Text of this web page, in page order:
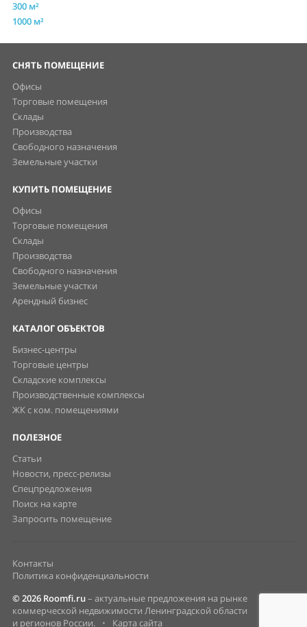
300 м²
1000 м²
СНЯТЬ ПОМЕЩЕНИЕ
Офисы
Торговые помещения
Склады
Производства
Свободного назначения
Земельные участки
КУПИТЬ ПОМЕЩЕНИЕ
Офисы
Торговые помещения
Склады
Производства
Свободного назначения
Земельные участки
Арендный бизнес
КАТАЛОГ ОБЪЕКТОВ
Бизнес-центры
Торговые центры
Складские комплексы
Производственные комплексы
ЖК с ком. помещениями
ПОЛЕЗНОЕ
Статьи
Новости, пресс-релизы
Спецпредложения
Поиск на карте
Запросить помещение
Контакты
Политика конфиденциальности
© 2026 Roomfi.ru– актуальные предложения на рынке
коммерческой недвижимости Ленинградской области
и регионов России.
• Карта сайта